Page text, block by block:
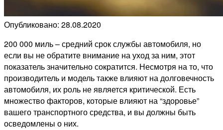
Опубликовано: 28.08.2020
200 000 миль – средний срок службы автомобиля, но
если вы не обратите внимание на уход за ним, этот
показатель значительно сократится. Несмотря на то, что
производитель и модель также влияют на долговечность
автомобиля, их роль не является критической. Есть
множество факторов, которые влияют на “здоровье”
вашего транспортного средства, и вы должны быть
осведомлены о них.